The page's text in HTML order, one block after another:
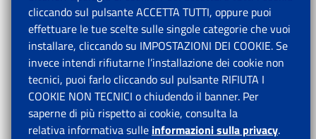
cliccando sul pulsante ACCETTA TUTTI, oppure puoi
effettuare le tue scelte sulle singole categorie che vuoi
installare, cliccando su IMPOSTAZIONI DEI COOKIE. Se
invece intendi rifiutarne l’installazione dei cookie non
tecnici, puoi farlo cliccando sul pulsante RIFIUTA I
COOKIE NON TECNICI o chiudendo il banner. Per
saperne di più rispetto ai cookie, consulta la
relativa informativa sulle informazioni sulla privacy.